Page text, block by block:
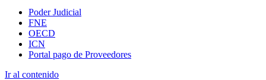
Poder Judicial
FNE
OECD
ICN
Portal pago de Proveedores
Ir al contenido